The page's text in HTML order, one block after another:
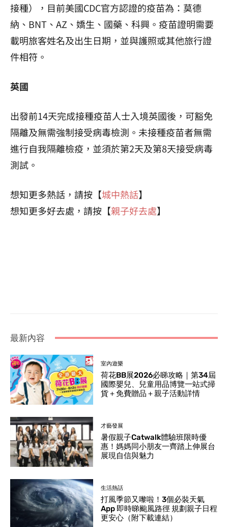
接種），目前美國CDC官方認證的疫苗為：莫德
納、BNT、AZ、嬌生、國藥、科興。疫苗證明需要
載明旅客姓名及出生日期，並與護照或其他旅行證
件相符。
英國
出發前14天完成接種疫苗人士入境英國後，可豁免
隔離及無需強制接受病毒檢測。未接種疫苗者無需
進行自我隔離檢疫，並須於第2天及第8天接受病毒
測試。
想知更多熱話，請按【城中熱話】
想知更多好去處，請按【親子好去處】
最新內容
室內遊樂
荷花BB展2026必睇攻略｜第34屆
國際嬰兒、兒童用品博覽一站式掃
貨＋免費贈品＋親子活動詳情
才藝發展
暑假親子Catwalk體驗班限時優
惠！媽媽同小朋友一齊踏上伸展台
展現自信與魅力
生活熱話
打風季節又嚟啦！3個必裝天氣
App 即時睇颱風路徑 規劃親子日程
更安心（附下載連結）